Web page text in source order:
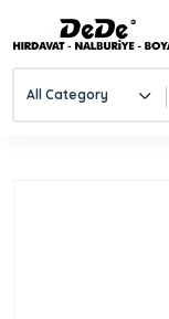
All Category